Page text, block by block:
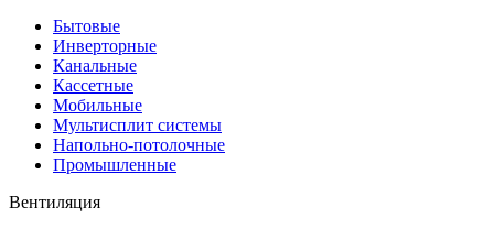
Бытовые
Инверторные
Канальные
Кассетные
Мобильные
Мультисплит системы
Напольно-потолочные
Промышленные
Вентиляция